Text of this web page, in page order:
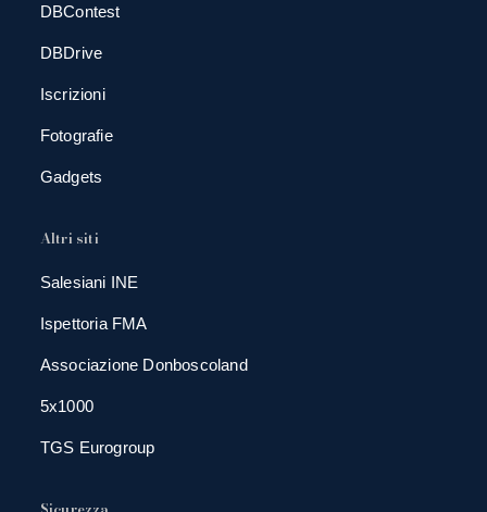
DBContest
DBDrive
Iscrizioni
Fotografie
Gadgets
Altri siti
Salesiani INE
Ispettoria FMA
Associazione Donboscoland
5x1000
TGS Eurogroup